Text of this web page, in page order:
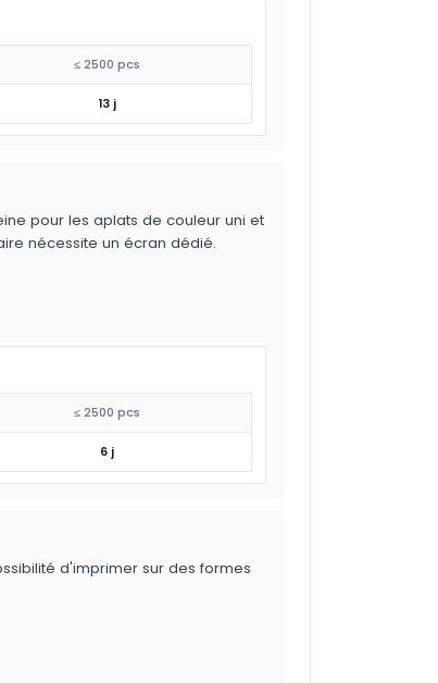
≤ 2500 pcs
13 j
pour les aplats de couleur uni et
nécessite un écran dédié.
≤ 2500 pcs
6 j
d'imprimer sur des formes